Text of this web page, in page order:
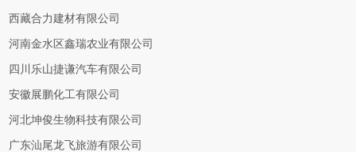
西藏合力建材有限公司
河南金水区鑫瑞农业有限公司
四川乐山捷谦汽车有限公司
安徽展鹏化工有限公司
河北坤俊生物科技有限公司
广东汕尾龙飞旅游有限公司